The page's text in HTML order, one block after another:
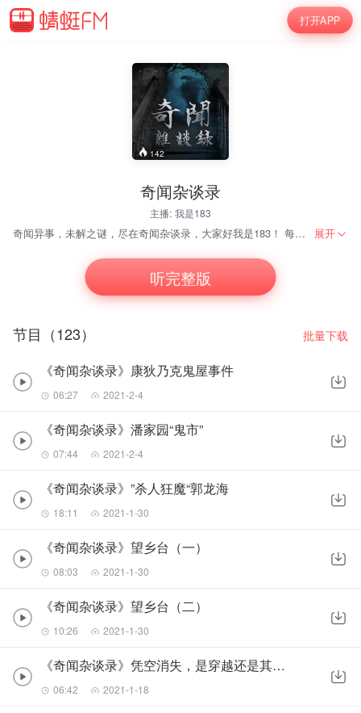
打开APP
142
奇闻杂谈录
主播: 我是183
奇闻异事，未解之谜，尽在奇闻杂谈录，大家好我是183！ 每周五，周六，20:00更新···· 免责声明： 《奇闻杂谈录》部分故事资料均收集于网络，并不意味着赞同其观点或证实其内容的真实性。由于网络资料众多，无法对资料故事内容涉及或包含的权利信息进行甄别，《奇闻杂谈录》如无意中侵犯了哪个媒体或个人的原创版权，请提交材料通知我。我将根据权利人提供的材料，遵循相关法律，在审查核实后立即删除侵权内容。 展开
听完整版
节目（123） 批量下载
《奇闻杂谈录》康狄乃克鬼屋事件
06:27 2021-2-4
《奇闻杂谈录》潘家园“鬼市”
07:44 2021-2-4
《奇闻杂谈录》”杀人狂魔“郭龙海
18:11 2021-1-30
《奇闻杂谈录》望乡台（一）
08:03 2021-1-30
《奇闻杂谈录》望乡台（二）
10:26 2021-1-30
《奇闻杂谈录》凭空消失，是穿越还是其他原因？
06:42 2021-1-18